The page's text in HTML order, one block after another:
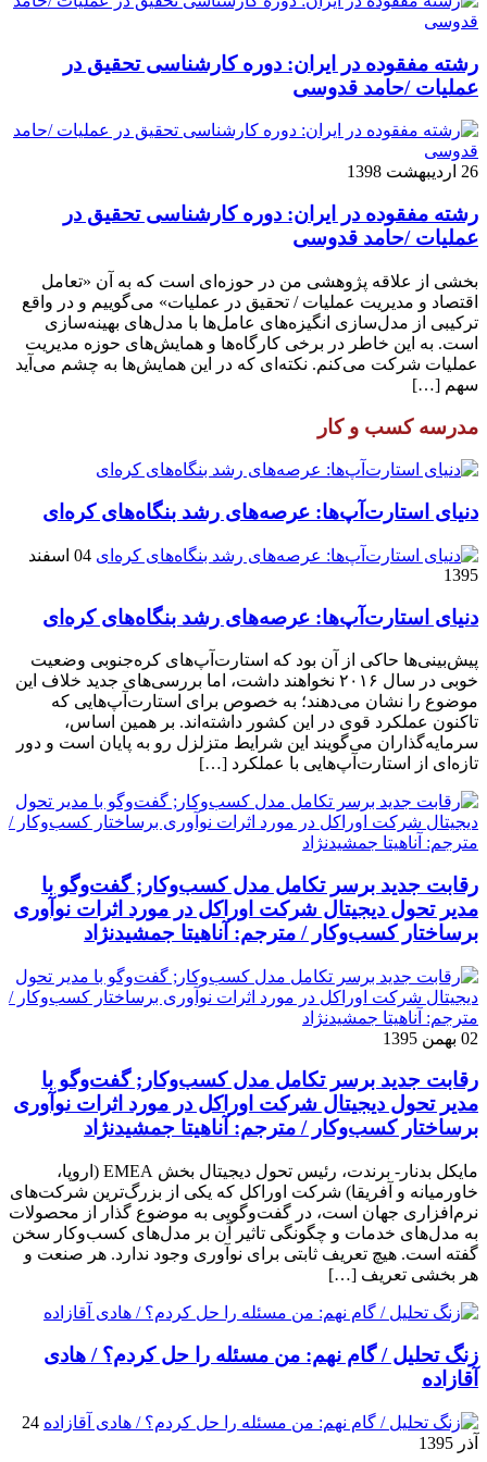
رشته مفقوده در ایران: دوره کارشناسی تحقیق در
عملیات /حامد قدوسی
26 اردیبهشت 1398
رشته مفقوده در ایران: دوره کارشناسی تحقیق در
عملیات /حامد قدوسی
بخشی از علاقه پژوهشی من در حوزه‌ای است که به آن «تعامل
اقتصاد و مدیریت عملیات / تحقیق در عملیات» می‌گوییم و در واقع
ترکیبی از مدل‌سازی انگیزه‌های عامل‌ها با مدل‌های بهینه‌سازی
است. به این خاطر در برخی کارگاه‌ها و همایش‌های حوزه مدیریت
عملیات شرکت می‌کنم. نکته‌ای که در این همایش‌ها به چشم می‌آید
سهم […]
مدرسه کسب و کار
دنیای استارت‌آپ‌ها: عرصه‌های رشد بنگاه‌های کره‌ای‌
04 اسفند
1395
دنیای استارت‌آپ‌ها: عرصه‌های رشد بنگاه‌های کره‌ای‌
پیش‌بینی‌ها حاکی از آن بود که استارت‌آپ‌های کره‌جنوبی وضعیت
خوبی در سال ۲۰۱۶ نخواهند داشت، اما بررسی‌های جدید خلاف این
موضوع را نشان می‌دهند؛ به خصوص برای استارت‌آپ‌هایی که
تاکنون عملکرد قوی در این کشور داشته‌اند. بر همین اساس،
سرمایه‌گذاران می‌گویند این شرایط متزلزل رو به پایان است و دور
تازه‌ای از استارت‌آپ‌هایی با عملکرد […]
رقابت جدید برسر تکامل مدل کسب‌و‌کار; گفت‌وگو با
مدیر تحول دیجیتال شرکت اوراکل در مورد اثرات نوآوری
برساختار کسب‌وکار / مترجم: آناهیتا جمشیدنژاد
02 بهمن 1395
رقابت جدید برسر تکامل مدل کسب‌و‌کار; گفت‌وگو با
مدیر تحول دیجیتال شرکت اوراکل در مورد اثرات نوآوری
برساختار کسب‌وکار / مترجم: آناهیتا جمشیدنژاد
مایکل بدنار- برندت، رئیس تحول دیجیتال بخش EMEA (اروپا،
خاورمیانه و آفریقا) شرکت اوراکل که یکی از بزرگ‌ترین شرکت‌های
نرم‌افزاری جهان است، در گفت‌وگویی به موضوع گذار از محصولات
به مدل‌های خدمات و چگونگی تاثیر آن بر مدل‌های کسب‌و‌کار سخن
گفته است. هیچ تعریف ثابتی برای نوآوری وجود ندارد. هر صنعت و
هر بخشی تعریف […]
زنگ تحلیل / گام نهم: من مسئله را حل کردم؟ / هادی
آقازاده
24
آذر 1395